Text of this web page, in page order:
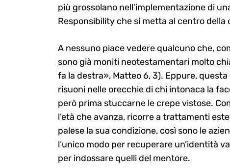
più grossolano nell’implementazione di
Responsibility che si metta al centro
A nessuno piace vedere qualcuno che,
sono già moniti neotestamentari molto
fa la destra», Matteo 6, 3). Eppure,
risuoni nelle orecchie di chi intonaca la
però prima stuccarne le crepe vistose.
l’età che avanza, ricorre a trattamenti
palese la sua condizione, così sono le
l’unico modo per recuperare un’identità
per indossare quelli del mentore.